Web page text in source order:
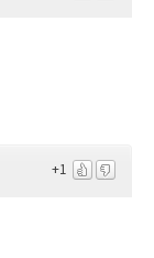
+1